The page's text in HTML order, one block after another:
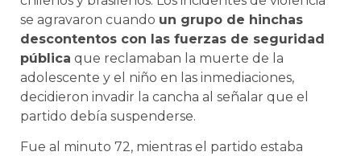
se agravaron cuando un grupo de hinchas
descontentos con las fuerzas de seguridad
pública que reclamaban la muerte de la
adolescente y el niño en las inmediaciones,
decidieron invadir la cancha al señalar que el
partido debía suspenderse.
Fue al minuto 72, mientras el partido estaba